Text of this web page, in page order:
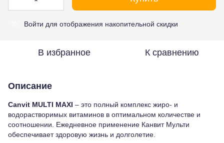
Войти для отображения накопительной скидки
В избранное К сравнению
Описание
Canvit MULTI MAXI – это полный комплекс жиро- и
водорастворимых витаминов в оптимальном количестве и
соотношении. Ежедневное применение Канвит Мульти
обеспечивает здоровую жизнь и долголетие.